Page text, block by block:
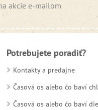
akcie e-mailom
Potrebujete poradiť?
Kontakty a predajne
Časová os alebo čo baví
Časová os alebo čo baví